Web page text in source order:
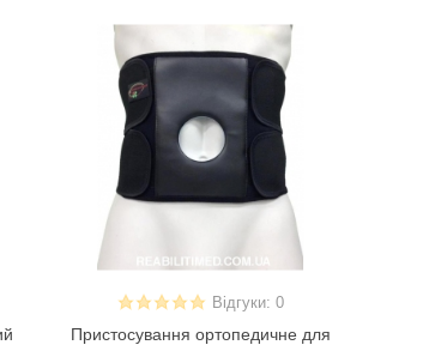
Відгуки: 0
Пристосування ортопедичне для